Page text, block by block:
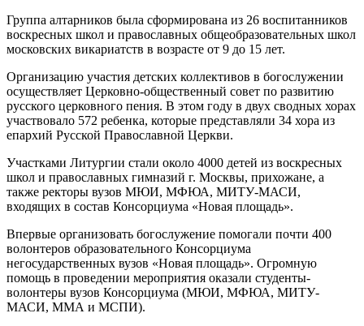
Группа алтарников была сформирована из 26 воспитанников
воскресных школ и православных общеобразовательных школ
московских викариатств в возрасте от 9 до 15 лет.
Организацию участия детских коллективов в богослужении
осуществляет Церковно-общественный совет по развитию
русского церковного пения. В этом году в двух сводных хорах
участвовало 572 ребенка, которые представляли 34 хора из
епархий Русской Православной Церкви.
Участками Литургии стали около 4000 детей из воскресных
школ и православных гимназий г. Москвы, прихожане, а
также ректоры вузов МЮИ, МФЮА, МИТУ-МАСИ,
входящих в состав Консорциума «Новая площадь».
Впервые организовать богослужение помогали почти 400
волонтеров образовательного Консорциума
негосударственных вузов «Новая площадь». Огромную
помощь в проведении мероприятия оказали студенты-
волонтеры вузов Консорциума (МЮИ, МФЮА, МИТУ-
МАСИ, ММА и МСПИ).